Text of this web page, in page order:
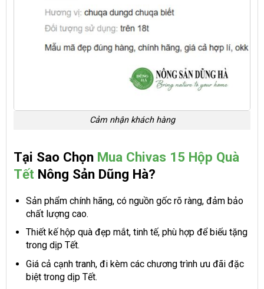
Cảm nhận khách hàng
Tại Sao Chọn Mua Chivas 15 Hộp Quà
Tết Nông Sản Dũng Hà?
Sản phẩm chính hãng, có nguồn gốc rõ ràng, đảm bảo
chất lượng cao.
Thiết kế hộp quà đẹp mắt, tinh tế, phù hợp để biếu tặng
trong dịp Tết.
Giá cả cạnh tranh, đi kèm các chương trình ưu đãi đặc
biệt trong dịp Tết.